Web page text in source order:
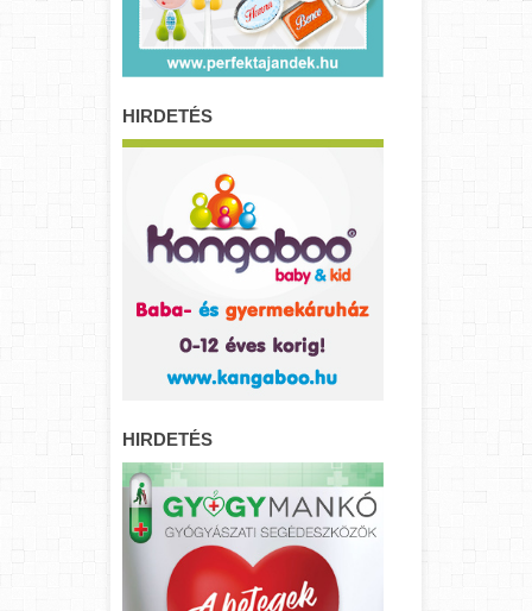
HIRDETÉS
HIRDETÉS